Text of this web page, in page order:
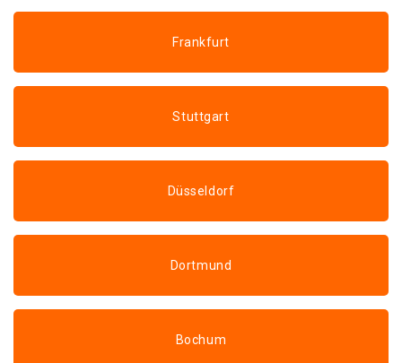
Frankfurt
Stuttgart
Düsseldorf
Dortmund
Bochum